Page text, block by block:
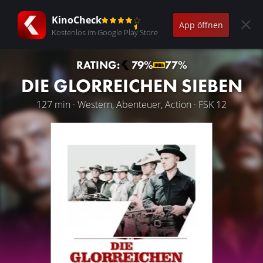
KinoCheck
Kostenlos im Google Play Store
App öffnen
RATING: 79% 77%
DIE GLORREICHEN SIEBEN
127 min · Western, Abenteuer, Action · FSK 12